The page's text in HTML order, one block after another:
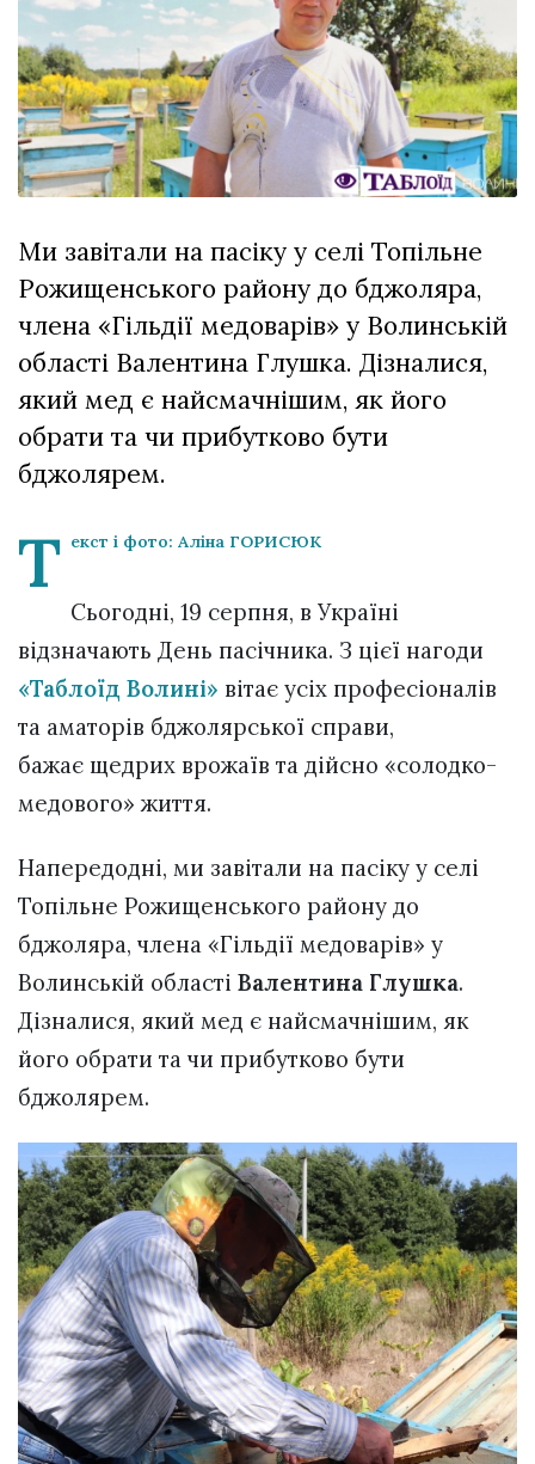
залишив у
Луцьку
три...
677 переглядів
Всі розділи
Персона
Афіша
ZONE 18+
Контакти
Ми завітали на пасіку у селі Топільне
Рожищенського району до бджоляра,
члена «Гільдії медоварів» у Волинській
області Валентина Глушка. Дізналися,
який мед є найсмачнішим, як його
обрати та чи прибутково бути
бджолярем.
Т екст і фото: Аліна ГОРИСЮК
Сьогодні, 19 серпня, в Україні
відзначають День пасічника. З цієї нагоди
«Таблоїд Волині» вітає усіх професіоналів
та аматорів бджолярської справи,
бажає щедрих врожаїв та дійсно «солодко-
медового» життя.
Напередодні, ми завітали на пасіку у селі
Топільне Рожищенського району до
бджоляра, члена «Гільдії медоварів» у
Волинській області Валентина Глушка.
Дізналися, який мед є найсмачнішим, як
його обрати та чи прибутково бути
бджолярем.